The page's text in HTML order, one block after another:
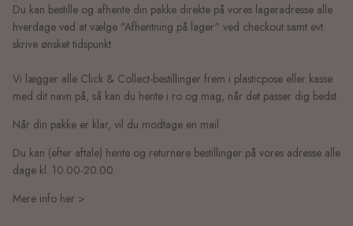
Du kan bestille og afhente din pakke direkte på vores lageradresse alle
hverdage ved at vælge "Afhentning på lager" ved checkout samt evt.
skrive ønsket tidspunkt.
Vi lægger alle Click & Collect-bestillinger frem i plasticpose eller kasse
med dit navn på, så kan du hente i ro og mag, når det passer dig bedst.
Når din pakke er klar, vil du modtage en mail.
Du kan (efter aftale) hente og returnere bestillinger på vores adresse alle
dage kl. 10.00-20.00.
Mere info her >